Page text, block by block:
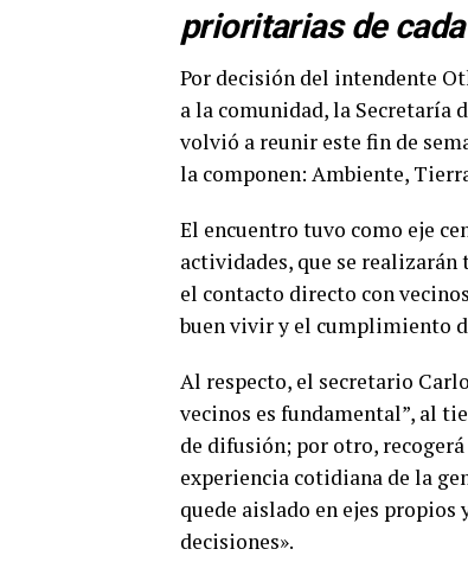
prioritarias de
Por decisión del intendente
a la comunidad, la Secretaría
volvió a reunir este fin de
la componen: Ambiente,
El encuentro tuvo como eje
actividades, que se realizarán
el contacto directo con
buen vivir y el cumplimiento
Al respecto, el secretario
vecinos es fundamental”, al
de difusión; por otro,
experiencia cotidiana de la
quede aislado en ejes
decisiones».